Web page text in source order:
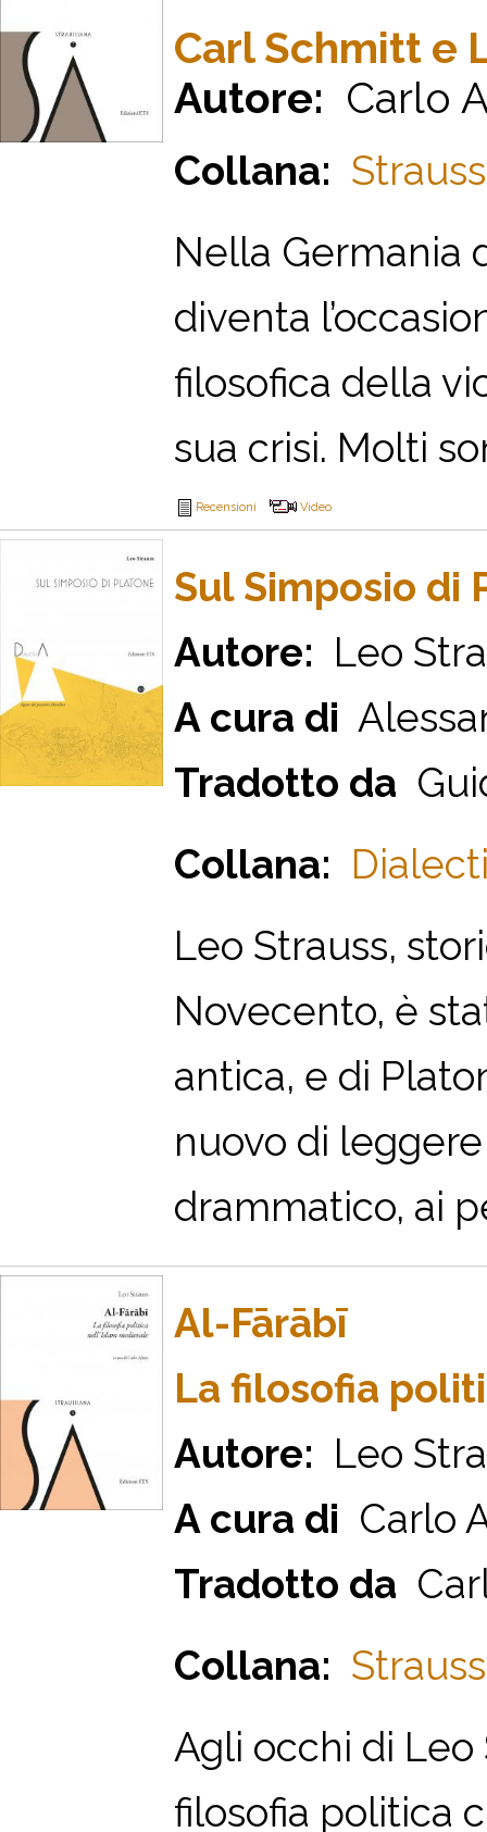
Carl Schmitt e
Autore: Carlo
Collana:
Nella Germania
diventa
filosofica della
sua crisi. Molti
Recensioni Video
Sul Simposio di
Autore: Leo
A cura di
Tradotto da
Collana:
Leo Strauss,
Novecento, è
antica, e di
nuovo di
drammatico, ai
Al-Fārābī
La filosofia
Autore: Leo
A cura di Carlo
Tradotto da
Collana:
Agli occhi di Leo
filosofia politica